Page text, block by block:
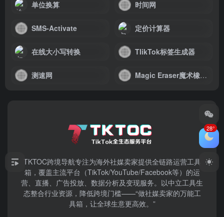
单位换算 时间网
SMS-Activate 定价计算器
在线大小写转换 TIikTok标签生成器
测速网 Magic Eraser魔术橡皮擦
TKTOC跨境导航​专注为海外社媒卖家提供全链路运营工具
箱，覆盖主流平台（TikTok/YouTube/Facebook等）​的运
营、直播、广告投放、数据分析及变现服务。以中立工具生
态整合行业资源，降低跨境门槛——“做社媒卖家的万能工
具箱，让全球生意更高效。”
28°